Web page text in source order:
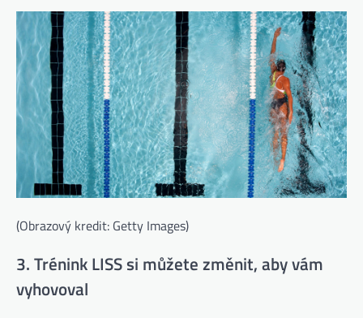
(Obrazový kredit: Getty Images)
3. Trénink LISS si můžete změnit, aby vám
vyhovoval